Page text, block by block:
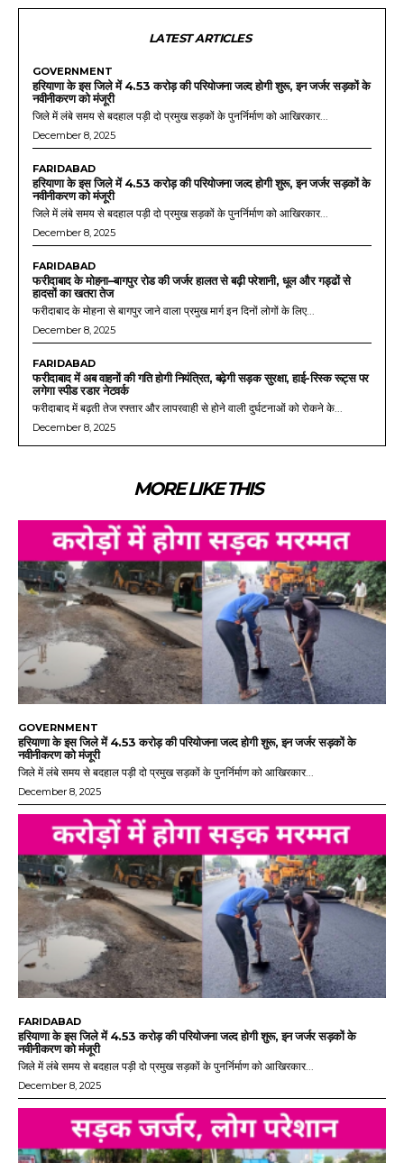
LATEST ARTICLES
GOVERNMENT
हरियाणा के इस जिले में 4.53 करोड़ की परियोजना जल्द होगी शुरू, इन जर्जर सड़कों के
नवीनीकरण को मंजूरी
जिले में लंबे समय से बदहाल पड़ी दो प्रमुख सड़कों के पुनर्निर्माण को आखिरकार...
December 8, 2025
FARIDABAD
हरियाणा के इस जिले में 4.53 करोड़ की परियोजना जल्द होगी शुरू, इन जर्जर सड़कों के
नवीनीकरण को मंजूरी
जिले में लंबे समय से बदहाल पड़ी दो प्रमुख सड़कों के पुनर्निर्माण को आखिरकार...
December 8, 2025
FARIDABAD
फरीदाबाद के मोहना–बागपुर रोड की जर्जर हालत से बढ़ी परेशानी, धूल और गड्ढों से
हादसों का खतरा तेज
फरीदाबाद के मोहना से बागपुर जाने वाला प्रमुख मार्ग इन दिनों लोगों के लिए...
December 8, 2025
FARIDABAD
फरीदाबाद में अब वाहनों की गति होगी नियंत्रित, बढ़ेगी सड़क सुरक्षा, हाई-रिस्क रूट्स पर
लगेगा स्पीड रडार नेटवर्क
फरीदाबाद में बढ़ती तेज रफ्तार और लापरवाही से होने वाली दुर्घटनाओं को रोकने के...
December 8, 2025
MORE LIKE THIS
GOVERNMENT
हरियाणा के इस जिले में 4.53 करोड़ की परियोजना जल्द होगी शुरू, इन जर्जर सड़कों के
नवीनीकरण को मंजूरी
जिले में लंबे समय से बदहाल पड़ी दो प्रमुख सड़कों के पुनर्निर्माण को आखिरकार...
December 8, 2025
FARIDABAD
हरियाणा के इस जिले में 4.53 करोड़ की परियोजना जल्द होगी शुरू, इन जर्जर सड़कों के
नवीनीकरण को मंजूरी
जिले में लंबे समय से बदहाल पड़ी दो प्रमुख सड़कों के पुनर्निर्माण को आखिरकार...
December 8, 2025